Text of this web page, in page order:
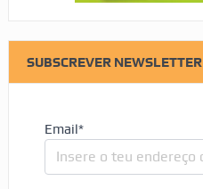
SUBSCREVER NEWSLETTER
Email*